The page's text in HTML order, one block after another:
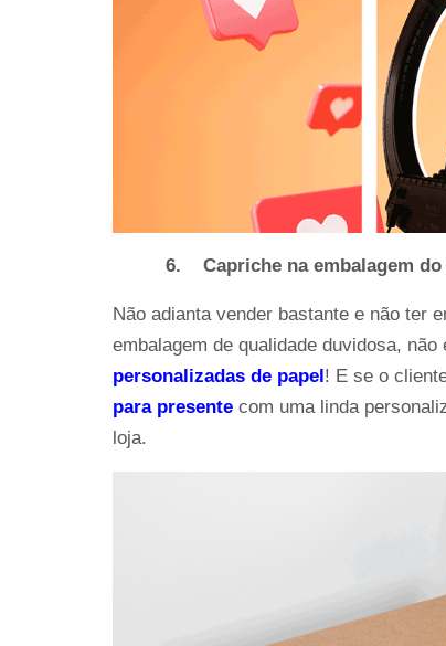
6. Capriche na embalagem
Não adianta vender bastante e não ter
embalagem de qualidade duvidosa,
personalizadas de papel ! E se o
para presente com uma linda
loja.